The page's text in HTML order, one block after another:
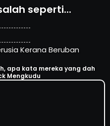
seperti...
Kerana Beruban
apa kata mereka yang dah
Mengkudu